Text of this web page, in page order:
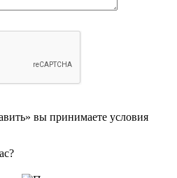
вы принимаете условия